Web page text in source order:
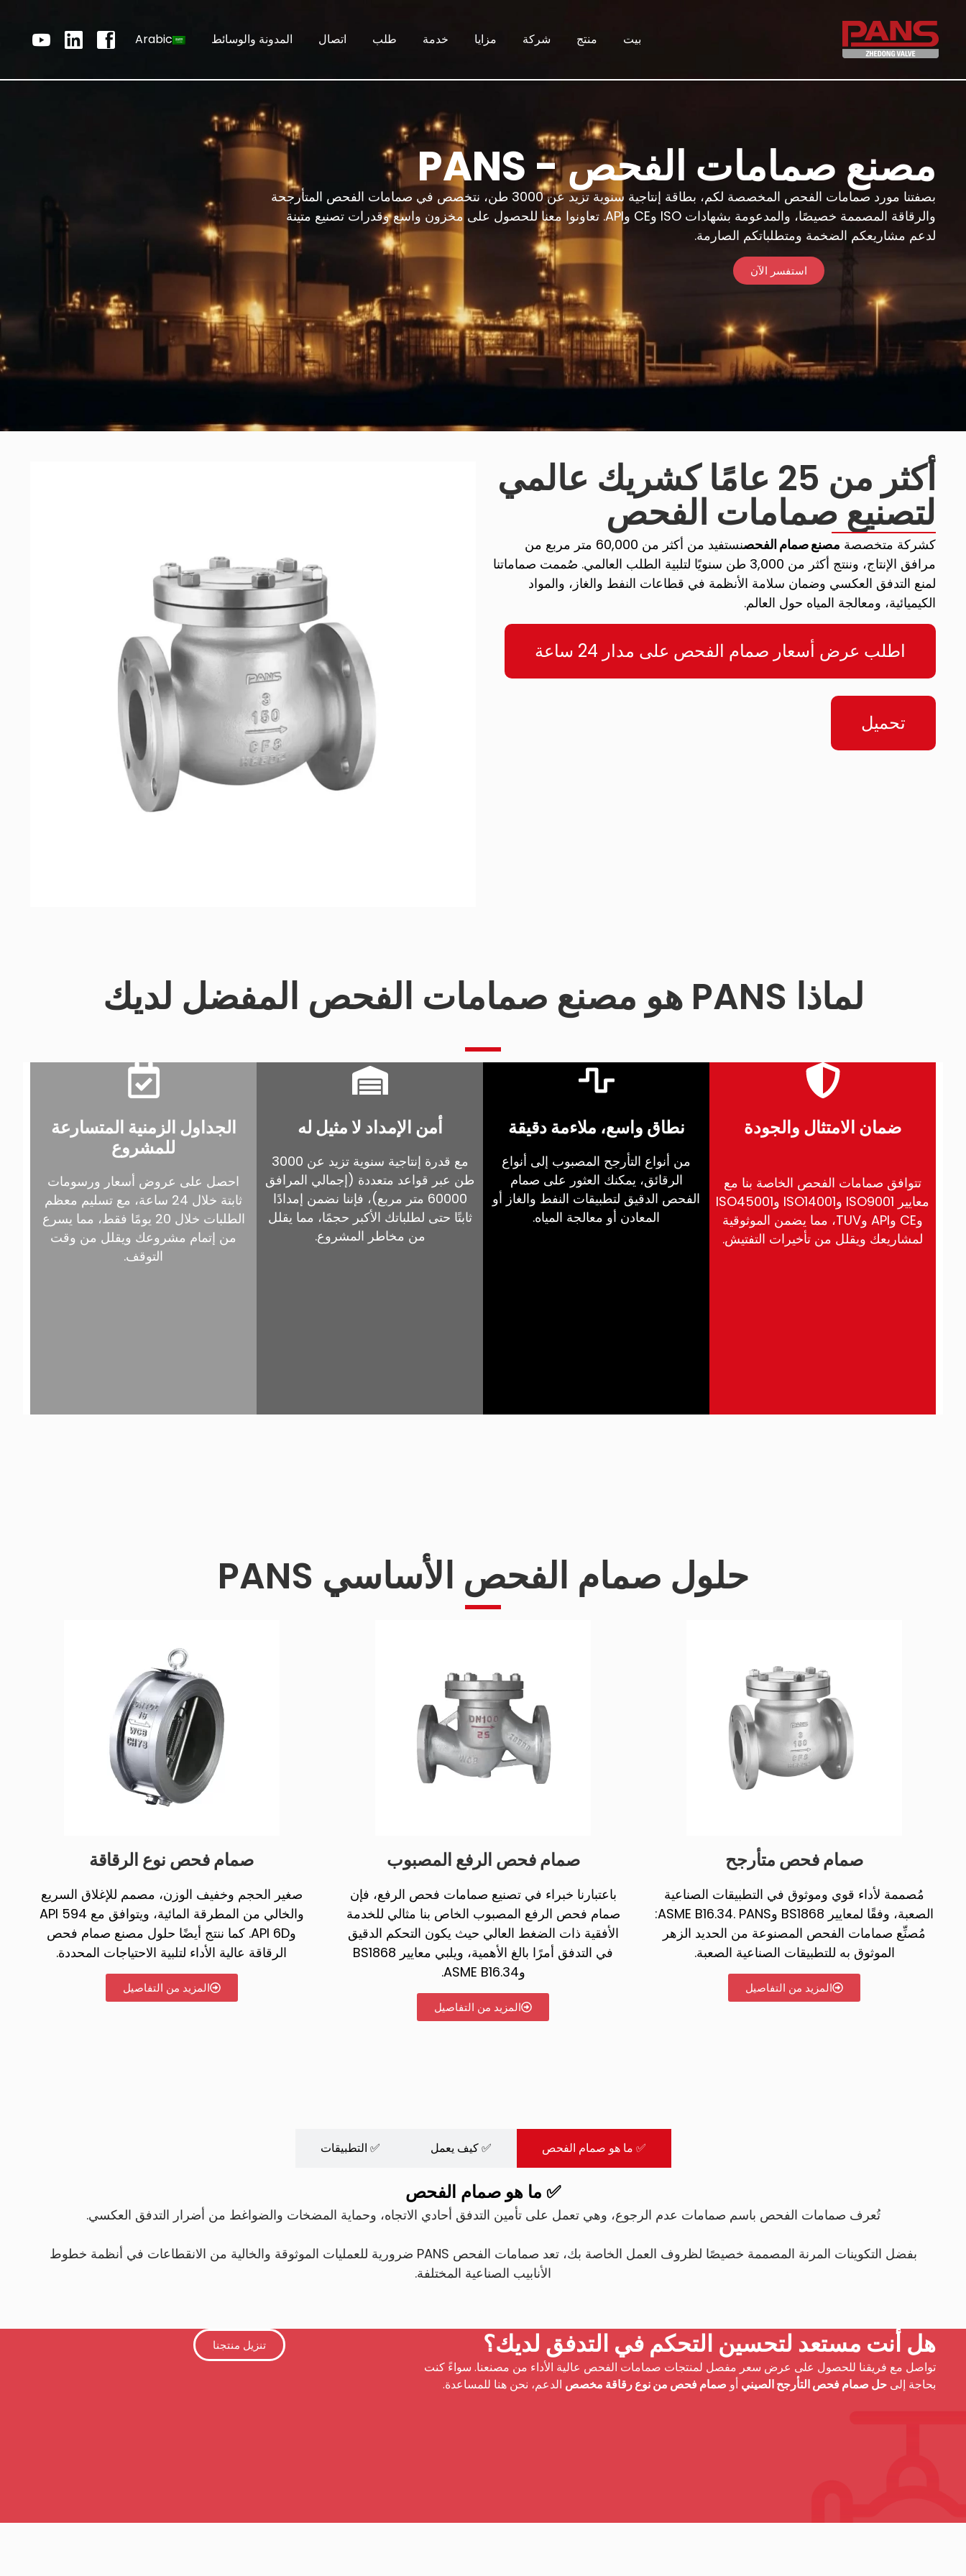
بيت منتج شركة مزايا خدمة طلب اتصال المدونة والوسائط Arabic
مصنع صمامات الفحص - PANS
بصفتنا مورد صمامات الفحص المخصصة لكم، بطاقة إنتاجية سنوية تزيد عن 3000 طن، نتخصص في صمامات الفحص المتأرجحة
والرقاقة المصممة خصيصًا، والمدعومة بشهادات ISO وCE وAPI. تعاونوا معنا للحصول على مخزون واسع وقدرات تصنيع متينة
لدعم مشاريعكم الضخمة ومتطلباتكم الصارمة.
استفسر الآن
أكثر من 25 عامًا كشريك عالمي
لتصنيع صمامات الفحص
كشركة متخصصة مصنع صمام الفحص
نستفيد من أكثر من 60,000 متر مربع من
مرافق الإنتاج، وننتج أكثر من 3,000 طن سنويًا لتلبية الطلب العالمي. صُممت صماماتنا
لمنع التدفق العكسي وضمان سلامة الأنظمة في قطاعات النفط والغاز، والمواد
الكيميائية، ومعالجة المياه حول العالم.
اطلب عرض أسعار صمام الفحص على مدار 24 ساعة
تحميل
لماذا PANS هو مصنع صمامات الفحص المفضل لديك
ضمان الامتثال والجودة
تتوافق صمامات الفحص الخاصة بنا مع
معايير ISO9001 وISO14001 وISO45001
وCE وAPI وTUV، مما يضمن الموثوقية
لمشاريعك ويقلل من تأخيرات التفتيش.
نطاق واسع، ملاءمة دقيقة
من أنواع التأرجح المصبوب إلى أنواع
الرقائق، يمكنك العثور على صمام
الفحص الدقيق لتطبيقات النفط والغاز أو
المعادن أو معالجة المياه.
أمن الإمداد لا مثيل له
مع قدرة إنتاجية سنوية تزيد عن 3000
طن عبر قواعد متعددة (إجمالي المرافق
60000 متر مربع)، فإننا نضمن إمدادًا
ثابتًا حتى لطلباتك الأكبر حجمًا، مما يقلل
من مخاطر المشروع.
الجداول الزمنية المتسارعة
للمشروع
احصل على عروض أسعار ورسومات
ثابتة خلال 24 ساعة، مع تسليم معظم
الطلبات خلال 20 يومًا فقط، مما يسرع
من إتمام مشروعك ويقلل من وقت
التوقف.
حلول صمام الفحص الأساسي PANS
صمام فحص متأرجح
مُصممة لأداء قوي وموثوق في التطبيقات الصناعية
الصعبة، وفقًا لمعايير BS1868 وASME B16.34. PANS:
مُصنِّع صمامات الفحص المصنوعة من الحديد الزهر
الموثوق به للتطبيقات الصناعية الصعبة.
المزيد من التفاصيل
صمام فحص الرفع المصبوب
باعتبارنا خبراء في تصنيع صمامات فحص الرفع، فإن
صمام فحص الرفع المصبوب الخاص بنا مثالي للخدمة
الأفقية ذات الضغط العالي حيث يكون التحكم الدقيق
في التدفق أمرًا بالغ الأهمية، ويلبي معايير BS1868
وASME B16.34.
المزيد من التفاصيل
صمام فحص نوع الرقاقة
صغير الحجم وخفيف الوزن، مصمم للإغلاق السريع
والخالي من المطرقة المائية، ويتوافق مع API 594
وAPI 6D. كما ننتج أيضًا حلول مصنع صمام فحص
الرقاقة عالية الأداء لتلبية الاحتياجات المحددة.
المزيد من التفاصيل
✅ ما هو صمام الفحص ✅ كيف يعمل ✅ التطبيقات
✅ ما هو صمام الفحص
تُعرف صمامات الفحص باسم صمامات عدم الرجوع، وهي تعمل على تأمين التدفق أحادي الاتجاه، وحماية المضخات والضواغط من أضرار التدفق العكسي.
بفضل التكوينات المرنة المصممة خصيصًا لظروف العمل الخاصة بك، تعد صمامات الفحص PANS ضرورية للعمليات الموثوقة والخالية من الانقطاعات في أنظمة خطوط
الأنابيب الصناعية المختلفة.
هل أنت مستعد لتحسين التحكم في التدفق لديك؟
تواصل مع فريقنا للحصول على عرض سعر مفصل لمنتجات صمامات الفحص عالية الأداء من مصنعنا. سواءً كنت
بحاجة إلى حل صمام فحص التأرجح الصيني أو صمام فحص من نوع رقاقة مخصص الدعم، نحن هنا للمساعدة.
تنزيل منتجنا